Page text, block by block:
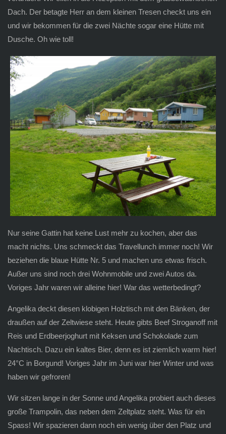
Dach. Der betagte Herr an dem kleinen Tresen checkt uns ein
und wir bekommen für die zwei Nächte sogar eine Hütte mit
Dusche. Oh wie toll!
Nur seine Gattin hat keine Lust mehr zu kochen, aber das
macht nichts. Uns schmeckt das Travellunch immer noch! Wir
beziehen die blaue Hütte Nr. 5 und machen uns etwas frisch.
Außer uns sind noch drei Wohnmobile und zwei Autos da.
Voriges Jahr waren wir alleine hier! War das wetterbedingt?
Angelika deckt diesen klobigen Holztisch mit den Bänken, der
draußen auf der Zeltwiese steht. Heute gibts Beef Stroganoff mit
Reis und Erdbeerjoghurt mit Keksen und Schokolade zum
Nachtisch. Dazu ein kaltes Bier, denn es ist ziemlich warm hier!
24°C in Borgund! Voriges Jahr im Juni war hier Winter und was
haben wir gefroren!
Wir sitzen lange in der Sonne und Angelika probiert auch dieses
große Trampolin, das neben dem Zeltplatz steht. Was für ein
Spass! Wir spazieren dann noch ein wenig über den Platz und